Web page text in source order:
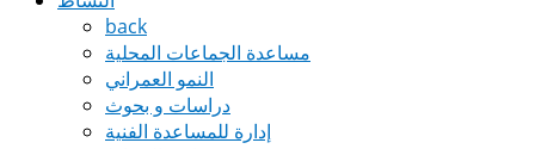
back
مساعدة الجماعات المحلية
النمو العمراني
دراسات و بحوث
إدارة للمساعدة الفنية